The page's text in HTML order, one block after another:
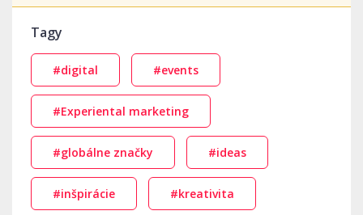
Tagy
#digital #events
#Experiental marketing
#globálne značky #ideas
#inšpirácie #kreativita